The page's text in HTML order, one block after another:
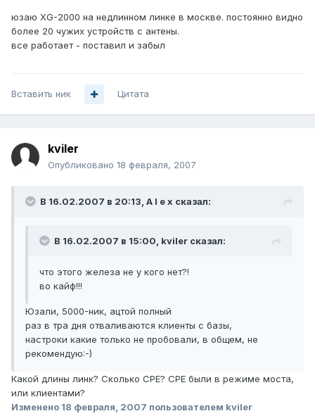
юзаю XG-2000 на недлинном линке в москве. постоянно видно
более 20 чужих устройств с антены.
все работает - поставил и забыл
Вставить ник Цитата
kviler
Опубликовано 18 февраля, 2007
В 16.02.2007 в 20:13, A l e x сказал:
В 16.02.2007 в 15:00, kviler сказал:
что этого железа не у кого нет?!
во кайф!!!
Юзали, 5000-ник, ацтой полный
раз в тра дня отваливаются клиенты с базы,
настроки какие только не пробовали, в общем, не
рекомендую:-)
Какой длины линк? Сколько CPE? CPE были в режиме моста,
или клиентами?
Изменено 18 февраля, 2007 пользователем kviler